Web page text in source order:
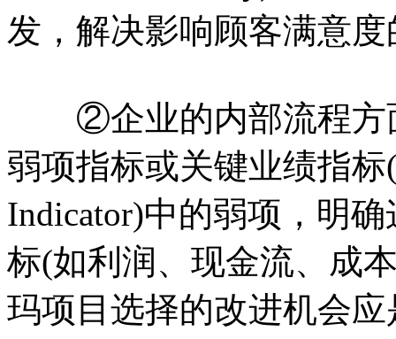
发，解决影响顾客满意
②企业的内部流程方
弱项指标或关键业绩指标
Indicator)中的弱项，明
标(如利润、现金流、成
玛项目选择的改进机会